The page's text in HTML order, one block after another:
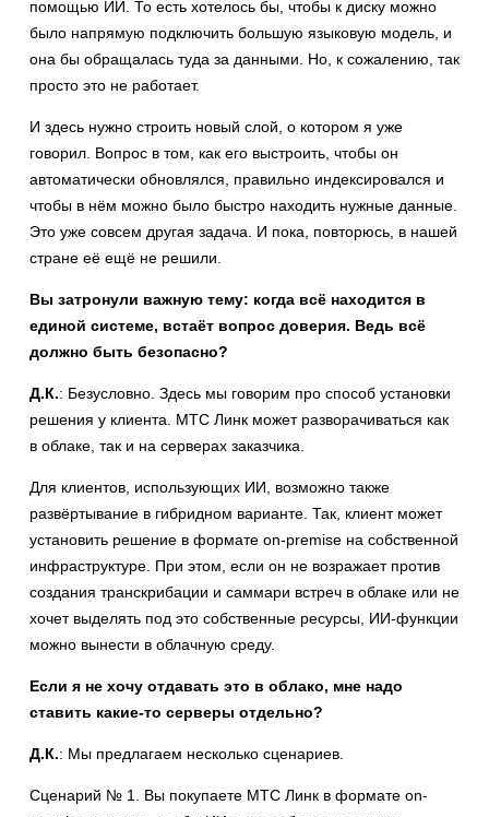
помощью ИИ. То есть хотелось бы, чтобы к диску можно
было напрямую подключить большую языковую модель, и
она бы обращалась туда за данными. Но, к сожалению, так
просто это не работает.
И здесь нужно строить новый слой, о котором я уже
говорил. Вопрос в том, как его выстроить, чтобы он
автоматически обновлялся, правильно индексировался и
чтобы в нём можно было быстро находить нужные данные.
Это уже совсем другая задача. И пока, повторюсь, в нашей
стране её ещё не решили.
Вы затронули важную тему: когда всё находится в
единой системе, встаёт вопрос доверия. Ведь всё
должно быть безопасно?
Д.К.: Безусловно. Здесь мы говорим про способ установки
решения у клиента. МТС Линк может разворачиваться как
в облаке, так и на серверах заказчика.
Для клиентов, использующих ИИ, возможно также
развёртывание в гибридном варианте. Так, клиент может
установить решение в формате on-premise на собственной
инфраструктуре. При этом, если он не возражает против
создания транскрибации и саммари встреч в облаке или не
хочет выделять под это собственные ресурсы, ИИ-функции
можно вынести в облачную среду.
Если я не хочу отдавать это в облако, мне надо
ставить какие-то серверы отдельно?
Д.К.: Мы предлагаем несколько сценариев.
Сценарий № 1. Вы покупаете МТС Линк в формате on-